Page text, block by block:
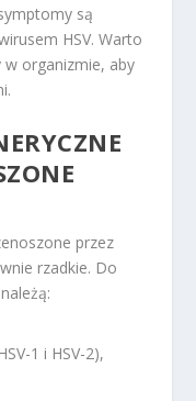
są
HSV. Warto
w organizmie, aby
przez
rzadkie. Do
1 i HSV-2),